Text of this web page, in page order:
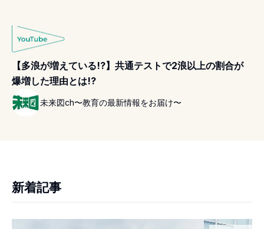
【多浪が増えている!?】共通テストで2浪以上の割合が
爆増した理由とは!?
未来図ch〜教育の最新情報をお届け〜
新着記事